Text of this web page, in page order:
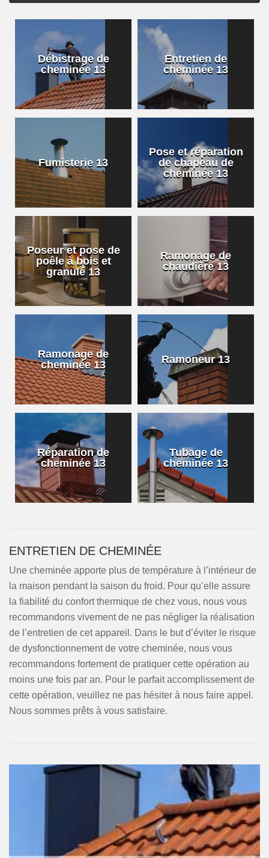
Débistrage de
cheminée 13
Entretien de
cheminée 13
Fumisterie 13
Pose et réparation
de chapeau de
cheminée 13
Poseur et pose de
poêle à bois et
granulé 13
Ramonage de
chaudière 13
Ramonage de
cheminée 13
Ramoneur 13
Réparation de
cheminée 13
Tubage de
cheminée 13
ENTRETIEN DE CHEMINÉE
Une cheminée apporte plus de température à l’intérieur de
la maison pendant la saison du froid. Pour qu’elle assure
la fiabilité du confort thermique de chez vous, nous vous
recommandons vivement de ne pas négliger la réalisation
de l’entretien de cet appareil. Dans le but d’éviter le risque
de dysfonctionnement de votre cheminée, nous vous
recommandons fortement de pratiquer cette opération au
moins une fois par an. Pour le parfait accomplissement de
cette opération, veuillez ne pas hésiter à nous faire appel.
Nous sommes prêts à vous satisfaire.